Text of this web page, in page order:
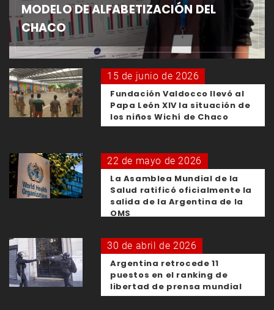
MODELO DE ALFABETIZACIÓN DEL
CHACO
15 de junio de 2026
Fundación Valdocco llevó al
Papa León XIV la situación de
los niños Wichí de Chaco
22 de mayo de 2026
La Asamblea Mundial de la
Salud ratificó oficialmente la
salida de la Argentina de la
OMS
30 de abril de 2026
Argentina retrocede 11
puestos en el ranking de
libertad de prensa mundial